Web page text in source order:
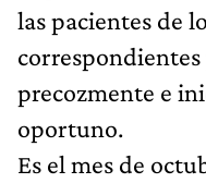
las pacientes de
precozmente e
oportuno.
Es el mes de